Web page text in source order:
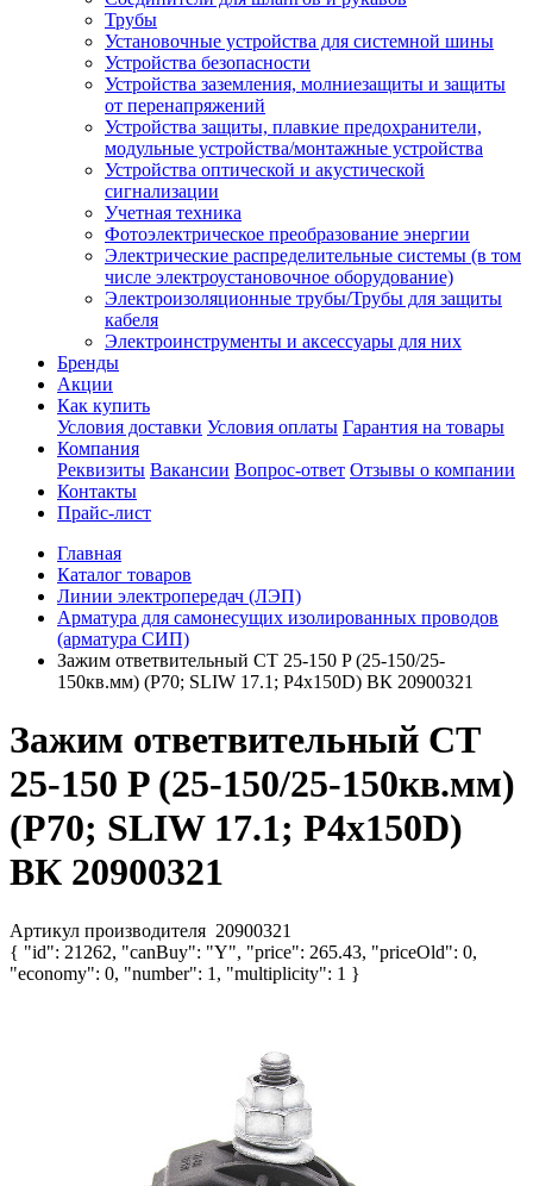
Трубы
Установочные устройства для системной шины
Устройства безопасности
Устройства заземления, молниезащиты и защиты
от перенапряжений
Устройства защиты, плавкие предохранители,
модульные устройства/монтажные устройства
Устройства оптической и акустической
сигнализации
Учетная техника
Фотоэлектрическое преобразование энергии
Электрические распределительные системы (в том
числе электроустановочное оборудование)
Электроизоляционные трубы/Трубы для защиты
кабеля
Электроинструменты и аксессуары для них
Бренды
Акции
Как купить
Условия доставки Условия оплаты Гарантия на товары
Компания
Реквизиты Вакансии Вопрос-ответ Отзывы о компании
Контакты
Прайс-лист
Главная
Каталог товаров
Линии электропередач (ЛЭП)
Арматура для самонесущих изолированных проводов
(арматура СИП)
Зажим ответвительный CT 25-150 P (25-150/25-
150кв.мм) (P70; SLIW 17.1; P4х150D) ВК 20900321
Зажим ответвительный CT
25-150 P (25-150/25-150кв.мм)
(P70; SLIW 17.1; P4х150D)
ВК 20900321
Артикул производителя 20900321
{ "id": 21262, "canBuy": "Y", "price": 265.43, "priceOld": 0,
"economy": 0, "number": 1, "multiplicity": 1 }